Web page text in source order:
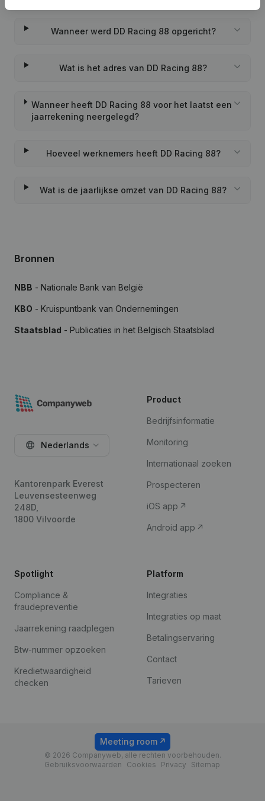
Wanneer werd DD Racing 88 opgericht?
Wat is het adres van DD Racing 88?
Wanneer heeft DD Racing 88 voor het laatst een
jaarrekening neergelegd?
Hoeveel werknemers heeft DD Racing 88?
Wat is de jaarlijkse omzet van DD Racing 88?
Bronnen
NBB - Nationale Bank van België
KBO - Kruispuntbank van Ondernemingen
Staatsblad - Publicaties in het Belgisch Staatsblad
Nederlands
Kantorenpark Everest
Leuvensesteenweg
248D,
1800 Vilvoorde
Product
Bedrijfsinformatie
Monitoring
Internationaal zoeken
Prospecteren
iOS app
Android app
Spotlight
Compliance &
fraudepreventie
Jaarrekening raadplegen
Btw-nummer opzoeken
Kredietwaardigheid
checken
Platform
Integraties
Integraties op maat
Betalingservaring
Contact
Tarieven
© 2026 Companyweb, alle rechten voorbehouden.
Gebruiksvoorwaarden
Cookies Privacy Sitemap
Meeting room